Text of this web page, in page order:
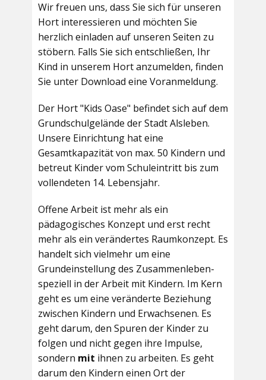
Wir freuen uns, dass Sie sich für unseren
Hort interessieren und möchten Sie
herzlich einladen auf unseren Seiten zu
stöbern. Falls Sie sich entschließen, Ihr
Kind in unserem Hort anzumelden, finden
Sie unter Download eine Voranmeldung.
Der Hort "Kids Oase" befindet sich auf dem
Grundschulgelände der Stadt Alsleben.
Unsere Einrichtung hat eine
Gesamtkapazität von max. 50 Kindern und
betreut Kinder vom Schuleintritt bis zum
vollendeten 14. Lebensjahr.
Offene Arbeit ist mehr als ein
pädagogisches Konzept und erst recht
mehr als ein verändertes Raumkonzept. Es
handelt sich vielmehr um eine
Grundeinstellung des Zusammenleben-
speziell in der Arbeit mit Kindern. Im Kern
geht es um eine veränderte Beziehung
zwischen Kindern und Erwachsenen. Es
geht darum, den Spuren der Kinder zu
folgen und nicht gegen ihre Impulse,
sondern mit ihnen zu arbeiten. Es geht
darum den Kindern einen Ort der